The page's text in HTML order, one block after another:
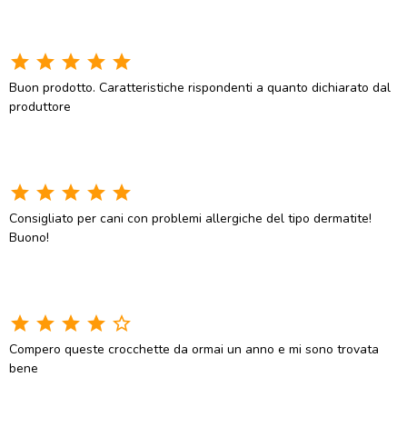
star star star star star
Buon prodotto. Caratteristiche rispondenti a quanto dichiarato dal
produttore
star star star star star
Consigliato per cani con problemi allergiche del tipo dermatite!
Buono!
star star star star star_border
Compero queste crocchette da ormai un anno e mi sono trovata
bene